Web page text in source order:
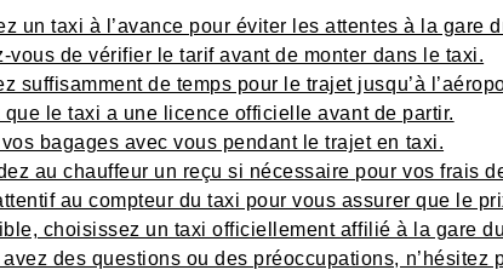
un taxi à l’avance pour éviter les attentes à la gare
vous de vérifier le tarif avant de monter dans le taxi.
suffisamment de temps pour le trajet jusqu’à
le taxi a une licence officielle avant de partir.
bagages avec vous pendant le trajet en taxi.
au chauffeur un reçu si nécessaire pour vos frais
au compteur du taxi pour vous assurer que le
choisissez un taxi officiellement affilié à la gare
des questions ou des préoccupations, n’hésitez